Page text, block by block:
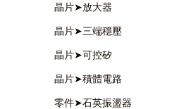
晶片➤放大器
晶片➤三端穩壓
晶片➤可控矽
晶片➤積體電路
零件➤石英振盪器